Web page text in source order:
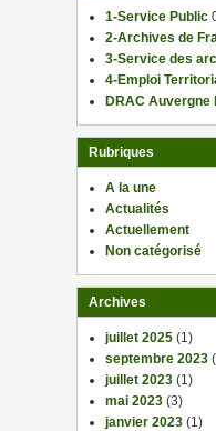
1-Service Public
2-Archives de
3-Service des
4-Emploi
DRAC Auvergne
Rubriques
A la une
Actualités
Actuellement
Non catégorisé
Archives
juillet 2025 (1)
septembre 2023
juillet 2023 (1)
mai 2023 (3)
janvier 2023 (1)